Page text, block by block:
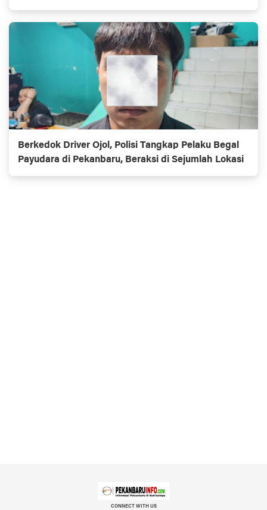
Berkedok Driver Ojol, Polisi Tangkap Pelaku Begal
Payudara di Pekanbaru, Beraksi di Sejumlah Lokasi
CONNECT WITH US